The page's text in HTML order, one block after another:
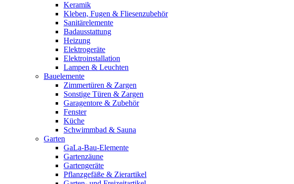
Keramik
Kleben, Fugen & Fliesenzubehör
Sanitärelemente
Badausstattung
Heizung
Elektrogeräte
Elektroinstallation
Lampen & Leuchten
Bauelemente
Zimmertüren & Zargen
Sonstige Türen & Zargen
Garagentore & Zubehör
Fenster
Küche
Schwimmbad & Sauna
Garten
GaLa-Bau-Elemente
Gartenzäune
Gartengeräte
Pflanzgefäße & Zierartikel